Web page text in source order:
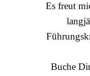
Es freut
Buche